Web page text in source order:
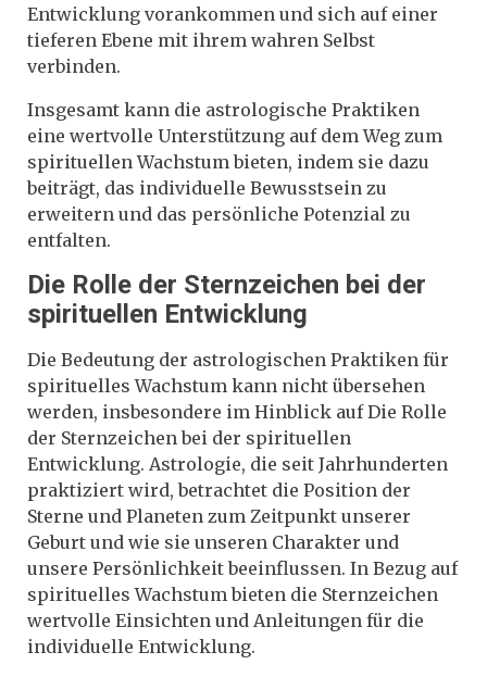
Entwicklung vorankommen und sich auf einer
tieferen Ebene mit ihrem wahren Selbst
verbinden.
Insgesamt kann die astrologische Praktiken
eine wertvolle Unterstützung auf dem Weg zum
spirituellen Wachstum bieten, indem sie dazu
beiträgt, das individuelle Bewusstsein zu
erweitern und das persönliche Potenzial zu
entfalten.
Die Rolle der Sternzeichen bei der
spirituellen Entwicklung
Die Bedeutung der astrologischen Praktiken für
spirituelles Wachstum kann nicht übersehen
werden, insbesondere im Hinblick auf Die Rolle
der Sternzeichen bei der spirituellen
Entwicklung. Astrologie, die seit Jahrhunderten
praktiziert wird, betrachtet die Position der
Sterne und Planeten zum Zeitpunkt unserer
Geburt und wie sie unseren Charakter und
unsere Persönlichkeit beeinflussen. In Bezug auf
spirituelles Wachstum bieten die Sternzeichen
wertvolle Einsichten und Anleitungen für die
individuelle Entwicklung.